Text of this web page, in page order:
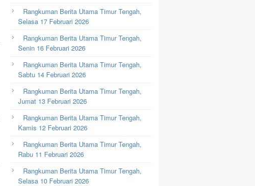
Rangkuman Berita Utama Timur Tengah,
Selasa 17 Februari 2026
Rangkuman Berita Utama Timur Tengah,
Senin 16 Februari 2026
Rangkuman Berita Utama Timur Tengah,
Sabtu 14 Februari 2026
Rangkuman Berita Utama Timur Tengah,
Jumat 13 Februari 2026
Rangkuman Berita Utama Timur Tengah,
Kamis 12 Februari 2026
Rangkuman Berita Utama Timur Tengah,
Rabu 11 Februari 2026
Rangkuman Berita Utama Timur Tengah,
Selasa 10 Februari 2026